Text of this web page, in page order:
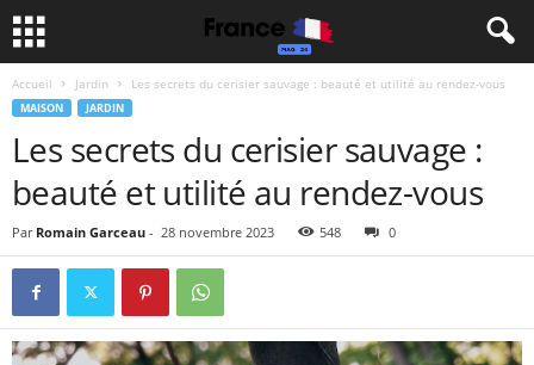
Accueil Jardin Les secrets du cerisier sauvage : beauté et utilité au rendez-vous
MAISON JARDIN
Les secrets du cerisier sauvage :
beauté et utilité au rendez-vous
Par Romain Garceau - 28 novembre 2023 548 0